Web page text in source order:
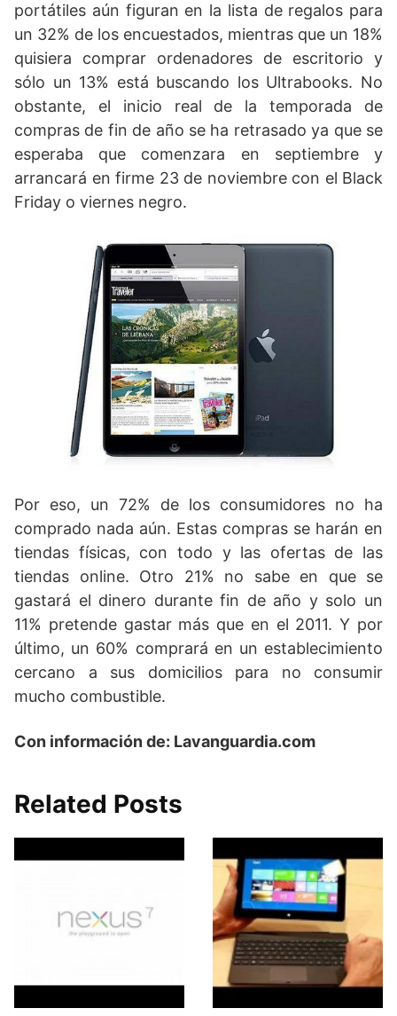
portátiles aún figuran en la lista de regalos para
un 32% de los encuestados, mientras que un 18%
quisiera comprar ordenadores de escritorio y
sólo un 13% está buscando los Ultrabooks. No
obstante, el inicio real de la temporada de
compras de fin de año se ha retrasado ya que se
esperaba que comenzara en septiembre y
arrancará en firme 23 de noviembre con el Black
Friday o viernes negro.
Por eso, un 72% de los consumidores no ha
comprado nada aún. Estas compras se harán en
tiendas físicas, con todo y las ofertas de las
tiendas online. Otro 21% no sabe en que se
gastará el dinero durante fin de año y solo un
11% pretende gastar más que en el 2011. Y por
último, un 60% comprará en un establecimiento
cercano a sus domicilios para no consumir
mucho combustible.
Con información de: Lavanguardia.com
Related Posts